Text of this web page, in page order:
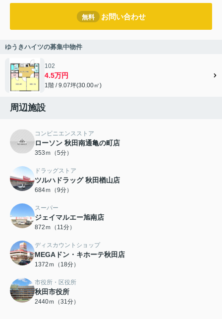
無料 お問い合わせ
ゆうきハイツの募集中物件
102
4.5万円
1階 / 9.07坪(30.00㎡)
周辺施設
コンビニエンスストア
ローソン 秋田南通亀の町店
353ｍ（5分）
ドラッグストア
ツルハドラッグ 秋田楢山店
684ｍ（9分）
スーパー
ジェイマルエー旭南店
872ｍ（11分）
ディスカウントショップ
MEGAドン・キホーテ秋田店
1372ｍ（18分）
市役所・区役所
秋田市役所
2440ｍ（31分）